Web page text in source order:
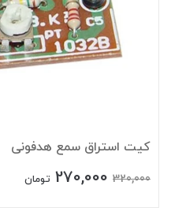
کیت استراق سمع هدفونی
320,000
270,000 تومان